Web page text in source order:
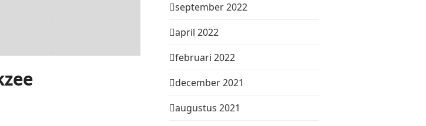
september 2022
april 2022
februari 2022
december 2021
augustus 2021